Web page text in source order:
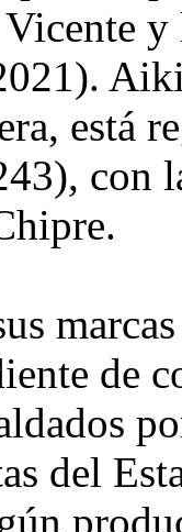
está
con
de
del